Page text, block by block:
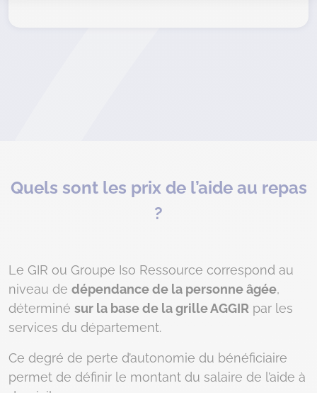
Quels sont les prix de l’aide au repas
?
Le GIR ou Groupe Iso Ressource correspond au
niveau de dépendance de la personne âgée,
déterminé sur la base de la grille AGGIR par les
services du département.
Ce degré de perte d’autonomie du bénéficiaire
permet de définir le montant du salaire de l’aide à